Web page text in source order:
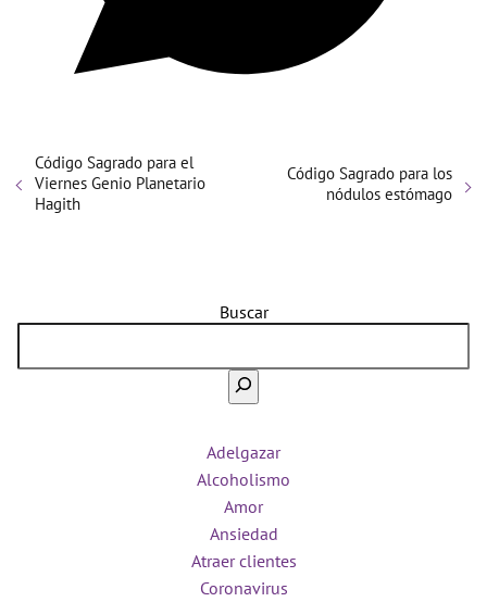
Código Sagrado para el
Viernes Genio Planetario
Hagith
Código Sagrado para los
nódulos estómago
Buscar
Adelgazar
Alcoholismo
Amor
Ansiedad
Atraer clientes
Coronavirus